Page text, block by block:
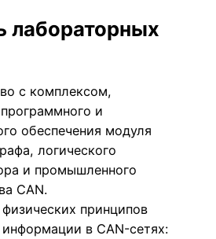
лабораторных
с комплексом,
и
обеспечения модуля
логического
и промышленного
CAN.
принципов
информации в CAN-сетях: